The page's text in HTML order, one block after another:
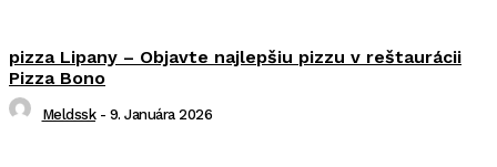
pizza Lipany – Objavte najlepšiu pizzu v reštaurácii
Pizza Bono
Meldssk - 9. Januára 2026